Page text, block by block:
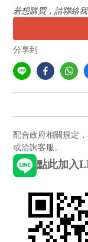
若想購買，請聯絡我
分享到
配合政府相關規定
或洽詢客服。
點此加入